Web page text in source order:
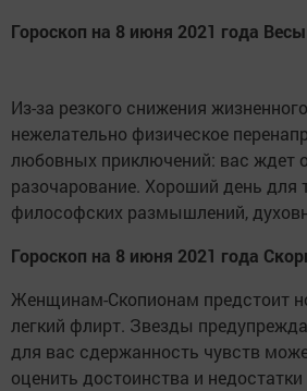
Гороскоп на 8 июня 2021 года Весы
Из-за резкого снижения
нежелательно физическое
любовных приключений: вас ждет
разочарование. Хороший день для
философских размышлений,
Гороскоп на 8 июня 2021 года
Женщинам-Скопионам предстоит
легкий флирт. Звезды
для вас сдержанность чувств
оценить достоинства и